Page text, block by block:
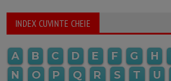
INDEX CUVINTE CHEIE
A B C D E F G H
N
O P Q R S T U